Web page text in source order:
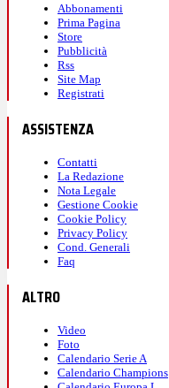
Abbonamenti
Prima Pagina
Store
Pubblicità
Rss
Site Map
Registrati
ASSISTENZA
Contatti
La Redazione
Nota Legale
Gestione Cookie
Cookie Policy
Privacy Policy
Cond. Generali
Faq
ALTRO
Video
Foto
Calendario Serie A
Calendario Champions